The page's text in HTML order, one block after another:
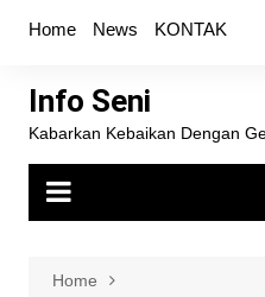
Home News KONTAK
Info Seni
Kabarkan Kebaikan Dengan
Home